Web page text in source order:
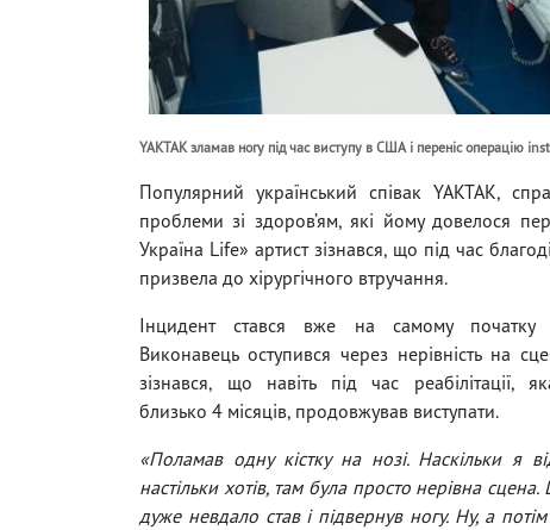
YAKTAK зламав ногу під час виступу в США і переніс операцію
Популярний український співак YAKTAK,
проблеми зі здоров’ям, які йому довелося
Україна Life» артист зізнався, що під час
призвела до хірургічного втручання.
Інцидент стався вже на самому початку
Виконавець оступився через нерівність на
зізнався, що навіть під час реабілітації,
близько 4 місяців, продовжував виступати.
«Поламав одну кістку на нозі. Наскільки я
настільки хотів, там була просто нерівна
дуже невдало став і підвернув ногу. Ну, а